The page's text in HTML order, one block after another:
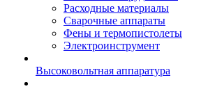
Расходные материалы
Сварочные аппараты
Фены и термопистолеты
Электроинструмент
Высоковольтная аппаратура